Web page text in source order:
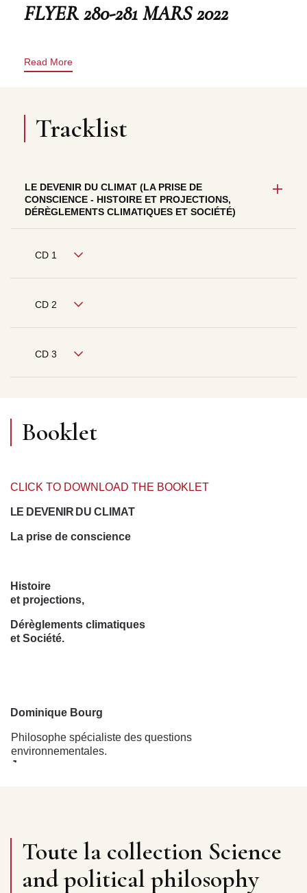
FLYER 280-281 MARS 2022
Read More
Tracklist
LE DEVENIR DU CLIMAT (LA PRISE DE
CONSCIENCE - HISTOIRE ET PROJECTIONS,
DÉRÈGLEMENTS CLIMATIQUES ET SOCIÉTÉ)
CD 1
CD 2
CD 3
Booklet
CLICK TO DOWNLOAD THE BOOKLET
LE DEVENIR DU CLIMAT
La prise de conscience
Histoire
et projections,
Dérèglements climatiques
et Société.
Dominique Bourg
Philosophe spécialiste des questions
environnementales.
Jean
le Treut
Climatologue, Spécialiste
de la simulation numérique au GIEC.
Toute la collection Science
and political philosophy